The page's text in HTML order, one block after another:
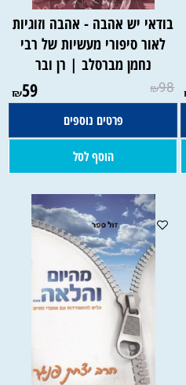
בודאי יש אהבה - אהבה וזוגיות
לאור סיפורי מעשיות של רבי
נחמן מברסלב | רן ובר
₪98
₪59
פרטים נוספים
הוסף לסל